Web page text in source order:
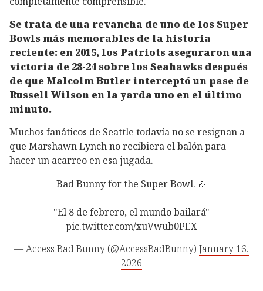
Se trata de una revancha de uno de los Super
Bowls más memorables de la historia
reciente: en 2015, los Patriots aseguraron una
victoria de 28-24 sobre los Seahawks después
de que Malcolm Butler interceptó un pase de
Russell Wilson en la yarda uno en el último
minuto.
Muchos fanáticos de Seattle todavía no se resignan a
que Marshawn Lynch no recibiera el balón para
hacer un acarreo en esa jugada.
Bad Bunny for the Super Bowl. 🏈
"El 8 de febrero, el mundo bailará"
pic.twitter.com/xuVwub0PEX
— Access Bad Bunny (@AccessBadBunny) January 16,
2026